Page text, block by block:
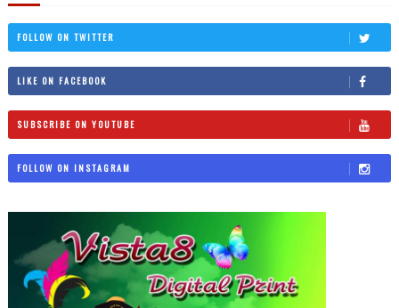
FOLLOW ON TWITTER
LIKE ON FACEBOOK
SUBSCRIBE ON YOUTUBE
FOLLOW ON INSTAGRAM